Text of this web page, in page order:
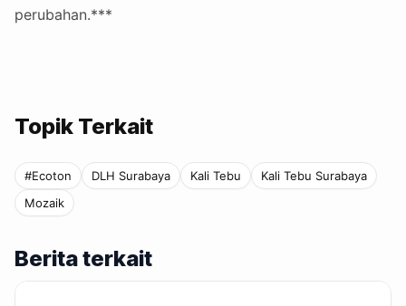
perubahan.***
Topik Terkait
#Ecoton DLH Surabaya Kali Tebu
Kali Tebu Surabaya
Mozaik
Berita terkait